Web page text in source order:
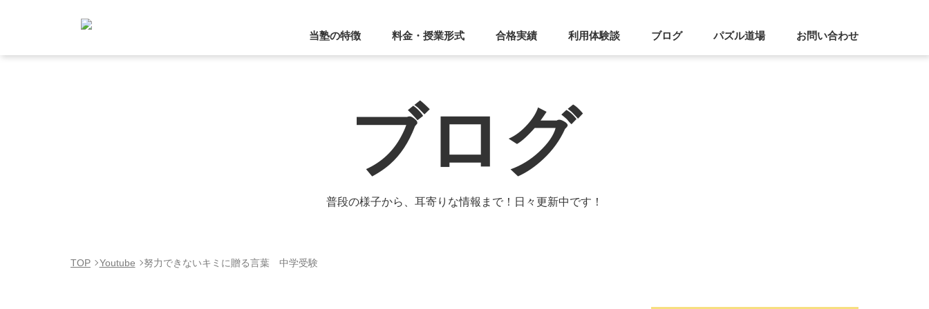
当塾の特徴 料金・授業形式 合格実績 利用体験談 ブログ パズル道場 お問い合わせ
ブログ
普段の様子から、耳寄りな情報まで！日々更新中です！
TOP Youtube 努力できないキミに贈る言葉 中学受験